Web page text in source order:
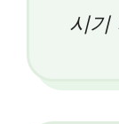
시기